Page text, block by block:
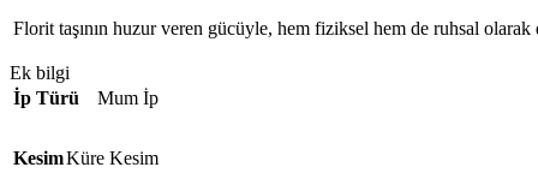
Florit taşının huzur veren gücüyle, hem fiziksel hem de ruhsal
Ek bilgi
İp Türü
Mum İp
KesimKüre Kesim